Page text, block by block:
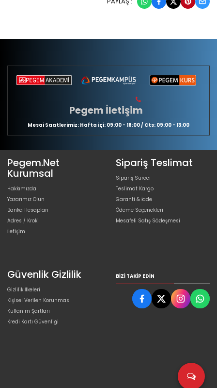
Pegem İletişim
Mesai Saatlerimiz: Hafta içi: 09:00 - 18:00 / Cts: 09:00 - 13:00
Pegem.Net
Kurumsal
Hakkımızda
Yazarımız Olun
Banka Hesapları
Adres / Kroki
İletişim
Sipariş Teslimat
Sipariş Süreci
Teslimat Kargo
Garanti & İade
Ödeme Seçenekleri
Mesafeli Satış Sözleşmesi
Güvenlik Gizlilik
Gizlilik İlkeleri
Kişisel Verilen Korunması
Kullanım Şartları
Kredi Kartı Güvenliği
BIZI TAKIP EDIN